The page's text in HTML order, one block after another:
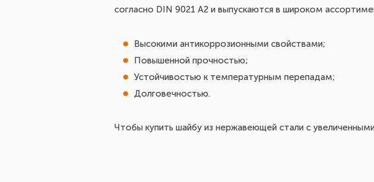
согласно DIN 9021 A2 и выпускаются в широком
Высокими антикоррозионными свойствами;
Повышенной прочностью;
Устойчивостью к температурным перепадам;
Долговечностью.
Чтобы купить шайбу из нержавеющей стали с